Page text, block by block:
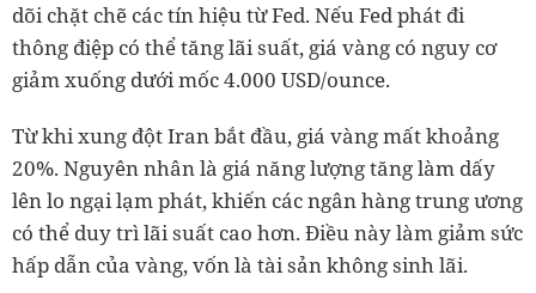
dõi chặt chẽ các tín hiệu từ Fed. Nếu Fed phát đi
thông điệp có thể tăng lãi suất, giá vàng có nguy cơ
giảm xuống dưới mốc 4.000 USD/ounce.
Từ khi xung đột Iran bắt đầu, giá vàng mất khoảng
20%. Nguyên nhân là giá năng lượng tăng làm dấy
lên lo ngại lạm phát, khiến các ngân hàng trung ương
có thể duy trì lãi suất cao hơn. Điều này làm giảm sức
hấp dẫn của vàng, vốn là tài sản không sinh lãi.